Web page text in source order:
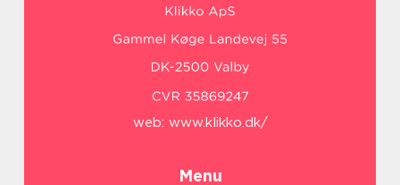
web: www.klikko.dk/
Menu